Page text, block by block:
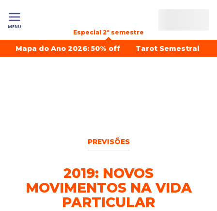
MENU
Especial 2º semestre
Mapa do Ano 2026: 50% off Tarot Semestral
PREVISÕES
2019: NOVOS
MOVIMENTOS NA VIDA
PARTICULAR